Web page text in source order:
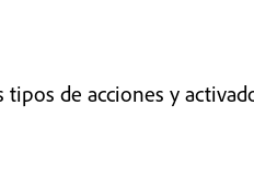
de acciones y